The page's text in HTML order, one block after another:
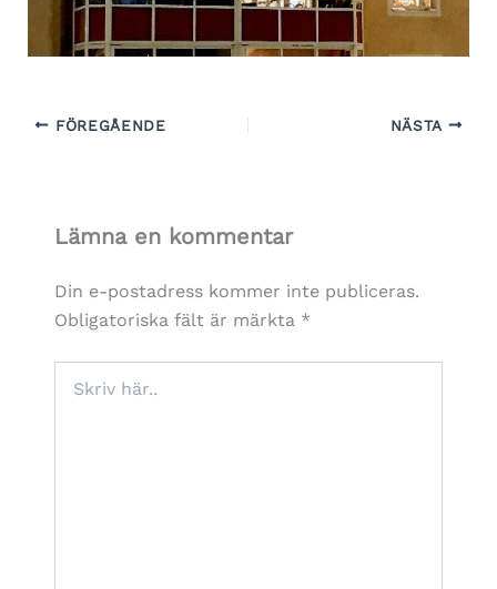
FÖREGÅENDE NÄSTA
Lämna en kommentar
Din e-postadress kommer inte publiceras.
Obligatoriska fält är märkta *
här..